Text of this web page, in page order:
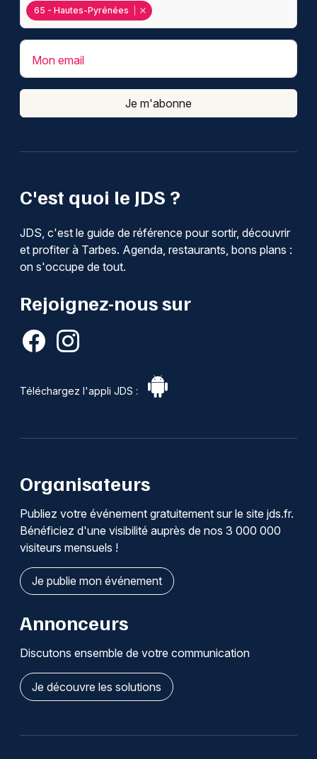
C'est quoi le JDS ?
JDS, c'est le guide de référence pour sortir, découvrir
et profiter à Tarbes. Agenda, restaurants, bons plans :
on s'occupe de tout.
Rejoignez-nous sur
Téléchargez l'appli JDS :
65 - Hautes-Pyrénées
Mon email
Je m'abonne
Organisateurs
Publiez votre événement gratuitement sur le site jds.fr.
Bénéficiez d'une visibilité auprès de nos 3 000 000
visiteurs mensuels !
Je publie mon événement
Annonceurs
Discutons ensemble de votre communication
Je découvre les solutions